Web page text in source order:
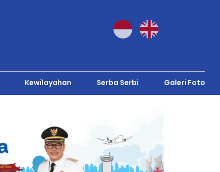
Kewilayahan Serba Serbi Galeri Foto